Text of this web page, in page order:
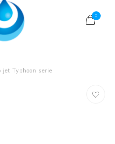
0
jet Typhoon serie